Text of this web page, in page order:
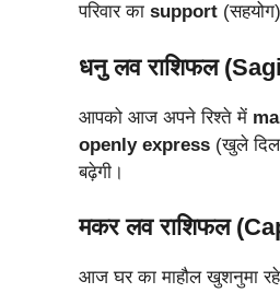
परिवार का support
धनु लव राशिफल
आपको आज अपने रिश्ते में
openly express (खुले
बढ़ेगी।
मकर लव राशिफल
आज घर का माहौल खुशनुमा